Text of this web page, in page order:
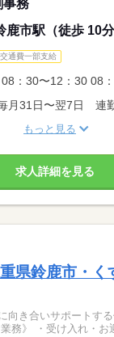
事務
市駅（徒歩 10分
交通費一部支給
：30〜12：30 08
月31日〜翌7日 連
もっと見る
求人詳細を見る
県鈴鹿市・く
向き合いサポートす